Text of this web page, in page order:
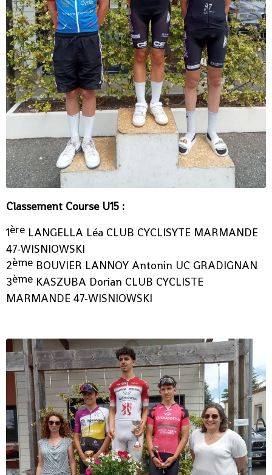
Classement Course U15 :
1ère LANGELLA Léa CLUB CYCLISYTE MARMANDE
47-WISNIOWSKI
2ème BOUVIER LANNOY Antonin UC GRADIGNAN
3ème KASZUBA Dorian CLUB CYCLISTE
MARMANDE 47-WISNIOWSKI